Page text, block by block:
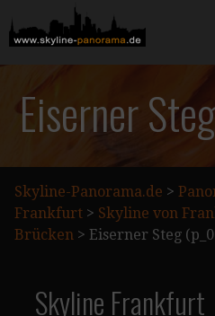
Inhalt
springen
SKYLINE-
Eiserner
Skyline-Panorama.de >
Frankfurt > Skyline von
Brücken > Eiserner Steg
Skyline Frankfurt